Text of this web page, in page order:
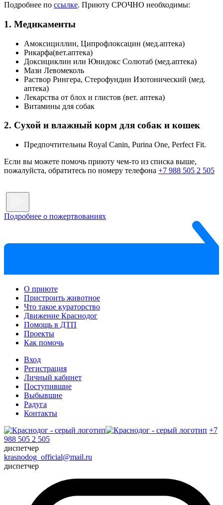
Подробнее по ссылке. Приюту СРОЧНО необходимы:
1. Медикаменты
Амоксициллин, Ципрофлоксацин (мед.аптека)
Рикарфа(вет.аптека)
Доксициклин или Юнидокс Солютаб (мед.аптека)
Мази Левомеколь
Раствор Рингера, Стерофундин Изотонический (мед.
аптека)
Лекарства от блох и глистов (вет. аптека)
Витамины для собак
2. Сухой и влажный корм для собак и кошек
Предпочтительны Royal Canin, Purina One, Perfect Fit.
Если вы можете помочь приюту чем-то из списка выше,
пожалуйста, обратитесь по номеру телефона +7 988 505 2 505
Подробнее о пожертвованиях
О приюте
Пристроить животное
Что такое кураторство
Движение Краснодог
Помощь в ДТП
Проекты
Как помочь
Вход
Регистрация
Личный кабинет
Поступившие
Выбывшие
Радуга
Контакты
+7
988 505 2 505
диспетчер
krasnodog_official@mail.ru
диспетчер